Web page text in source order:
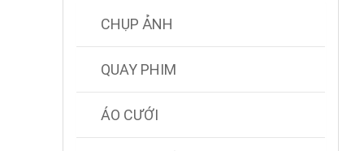
CHỤP ẢNH
QUAY PHIM
ÁO CƯỚI